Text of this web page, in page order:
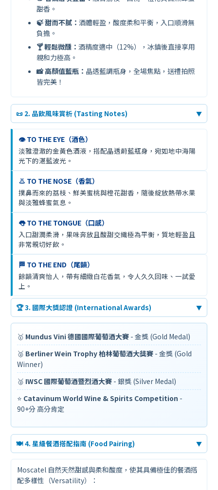
甜香。
🍃 甜而不膩： 酒體輕盈，酸度柔和平衡，入口順滑無
負擔。
🍸 輕鬆微醺： 酒精度適中（12%），冰鎮後直接享用
親和力極高。
📸 高顏值藍瓶： 晶透藍調瓶身，全場焦點，送禮拍照
皆完美！
📜 2. 品飲風味賞析 (Tasting Notes) ▼
👁️ TO THE EYE（酒色）
淡雅澄澈的金黃色酒液，搭配晶透蔚藍瓶身，宛如地中海陽
光下的湛藍波光。
👃 TO THE NOSE（香氣）
撲鼻而來的荔枝、鮮美蜜桃與橙花甜香，隨後綻放熱帶水果
與淡雅蜂蜜氣息。
👅 TO THE TONGUE（口感）
入口甜潤柔滑，果味奔放且酸甜交織極為平衡，質地輕盈且
非常親切好飲。
🏁 TO THE END（尾韻）
餘韻清爽怡人，帶有細緻白花香氣，令人久久回味、一試愛
上。
🏆 3. 國際大獎認證 (International Awards) ▼
🥇 Mundus Vini 德國國際葡萄酒大賽 - 金獎 (Gold Medal)
🥈 Berliner Wein Trophy 柏林葡萄酒大獎賽 - 金獎 (Gold
Winner)
🥈 IWSC 國際葡萄酒暨烈酒大賽 - 銀獎 (Silver Medal)
⭐ Catavinum World Wine & Spirits Competition -
90+分 高分肯定
🍽️ 4. 星級餐酒搭配指南 (Food Pairing) ▼
Moscatel 自然天然甜感與柔和酸度，使其具備極佳的餐酒搭
配多樣性（Versatility）：